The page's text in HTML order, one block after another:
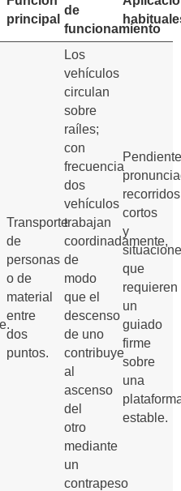
principal
de
funcionamiento
Transporte
de
personas
o de
material
entre
dos
puntos.
Los
vehículos
circulan
sobre
raíles;
con
frecuencia
dos
vehículos
trabajan
coordinadamente,
de
modo
que el
descenso
de uno
contribuye
al
ascenso
del
otro
mediante
un
contrapeso
recorridos
cortos
y
que
requieren
un
guiado
firme
sobre
una
estable.